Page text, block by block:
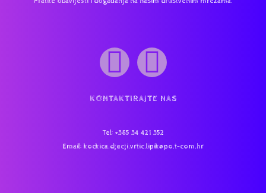
KONTAKTIRAJTE NAS
Tel: +385 34 421 352
Email: kockica.djecji.vrtic.lipik@po.t-com.hr